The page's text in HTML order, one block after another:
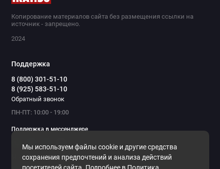
Мы используем файлы cookie и другие средства
сохранения предпочтений и анализа действий
Копирование материалов сайта без размещения ссылки на
источник - запрещено.
2024
Поддержка
8 (800) 301-51-10
8 (925) 583-51-10
Обратный звонок
ПН-ПТ: 10:00 - 19:00
Поддержка в мессенджере
Мы в сети